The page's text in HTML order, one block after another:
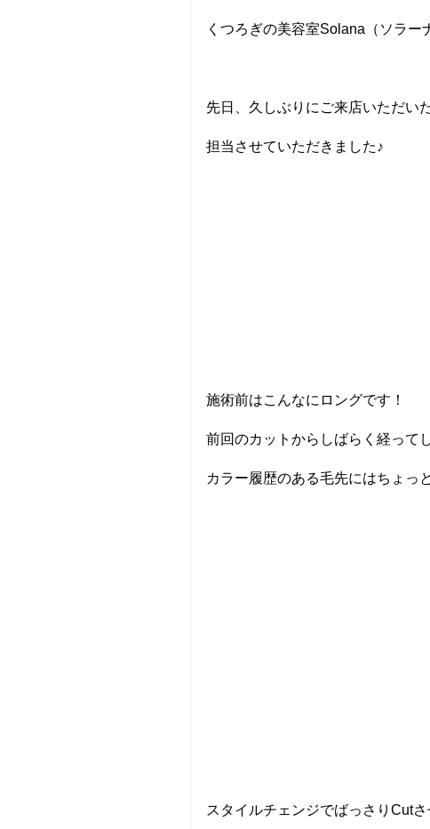
くつろぎの美容室Solana（ソラー
先日、久しぶりにご来店いただい
担当させていただきました♪
施術前はこんなにロングです！
前回のカットからしばらく経って
カラー履歴のある毛先にはちょっ
スタイルチェンジでばっさりCut